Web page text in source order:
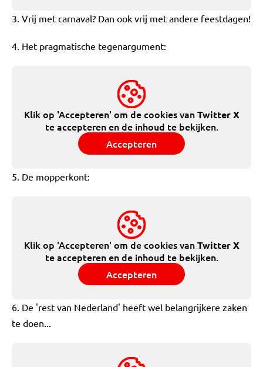
3. Vrij met carnaval? Dan ook vrij met andere feestdagen!
4. Het pragmatische tegenargument:
Klik op 'Accepteren' om de cookies vanTwitter X
te accepteren en de inhoud te bekijken.
Accepteren
5. De mopperkont:
Klik op 'Accepteren' om de cookies vanTwitter X
te accepteren en de inhoud te bekijken.
Accepteren
6. De 'rest van Nederland' heeft wel belangrijkere zaken
te doen...